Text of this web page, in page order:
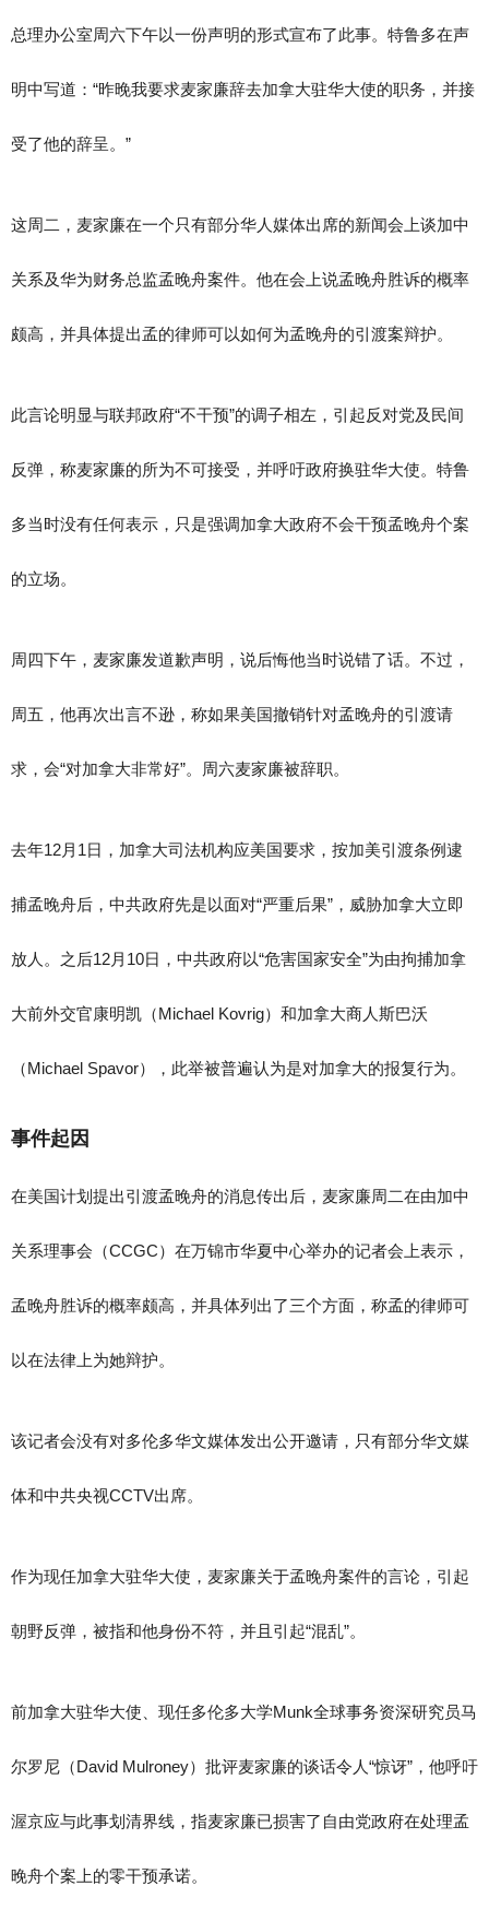
总理办公室周六下午以一份声明的形式宣布了此事。特鲁多在声
明中写道：“昨晚我要求麦家廉辞去加拿大驻华大使的职务，并接
受了他的辞呈。”
这周二，麦家廉在一个只有部分华人媒体出席的新闻会上谈加中
关系及华为财务总监孟晚舟案件。他在会上说孟晚舟胜诉的概率
颇高，并具体提出孟的律师可以如何为孟晚舟的引渡案辩护。
此言论明显与联邦政府“不干预”的调子相左，引起反对党及民间
反弹，称麦家廉的所为不可接受，并呼吁政府换驻华大使。特鲁
多当时没有任何表示，只是强调加拿大政府不会干预孟晚舟个案
的立场。
周四下午，麦家廉发道歉声明，说后悔他当时说错了话。不过，
周五，他再次出言不逊，称如果美国撤销针对孟晚舟的引渡请
求，会“对加拿大非常好”。周六麦家廉被辞职。
去年12月1日，加拿大司法机构应美国要求，按加美引渡条例逮
捕孟晚舟后，中共政府先是以面对“严重后果”，威胁加拿大立即
放人。之后12月10日，中共政府以“危害国家安全”为由拘捕加拿
大前外交官康明凯（Michael Kovrig）和加拿大商人斯巴沃
（Michael Spavor），此举被普遍认为是对加拿大的报复行为。
事件起因
在美国计划提出引渡孟晚舟的消息传出后，麦家廉周二在由加中
关系理事会（CCGC）在万锦市华夏中心举办的记者会上表示，
孟晚舟胜诉的概率颇高，并具体列出了三个方面，称孟的律师可
以在法律上为她辩护。
该记者会没有对多伦多华文媒体发出公开邀请，只有部分华文媒
体和中共央视CCTV出席。
作为现任加拿大驻华大使，麦家廉关于孟晚舟案件的言论，引起
朝野反弹，被指和他身份不符，并且引起“混乱”。
前加拿大驻华大使、现任多伦多大学Munk全球事务资深研究员马
尔罗尼（David Mulroney）批评麦家廉的谈话令人“惊讶”，他呼吁
渥京应与此事划清界线，指麦家廉已损害了自由党政府在处理孟
晚舟个案上的零干预承诺。